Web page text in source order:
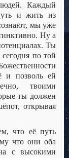
Каждый
и жить из
мы уже
Ну а
Ты
по той
и позволь ей
твоими
ты должен
открывая
что её путь
что они оба
с высокими